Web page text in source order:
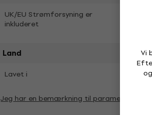
Vi
UK/EU Strømforsyning er
inkluderet
Land
Lavet i
Jeg har en bemærkning til parametrene